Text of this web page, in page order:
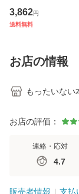
専門職の看護マネ
ジメントスキル 改
恵 藤本幸三 / 南江
堂 [単行
3,862円
送料無料
お店の情報
もったいない
お店の評価：
連絡・応対
4.7
販売者情報 支払